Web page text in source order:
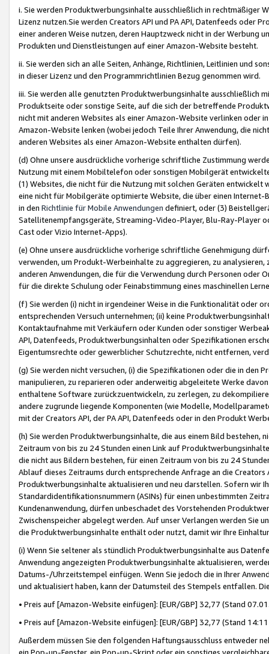
i. Sie werden Produktwerbungsinhalte ausschließlich in rechtmäßiger
Lizenz nutzen.Sie werden Creators API und PA API, Datenfeeds oder
einer anderen Weise nutzen, deren Hauptzweck nicht in der Werbung
Produkten und Dienstleistungen auf einer Amazon-Website besteht.
ii. Sie werden sich an alle Seiten, Anhänge, Richtlinien, Leitlinien und
in dieser Lizenz und den Programmrichtlinien Bezug genommen wird.
iii. Sie werden alle genutzten Produktwerbungsinhalte ausschließlich
Produktseite oder sonstige Seite, auf die sich der betreffende
nicht mit anderen Websites als einer Amazon-Website verlinken oder
Amazon-Website lenken (wobei jedoch Teile Ihrer Anwendung, die
anderen Websites als einer Amazon-Website enthalten dürfen).
(d) Ohne unsere ausdrückliche vorherige schriftliche Zustimmung
Nutzung mit einem Mobiltelefon oder sonstigen Mobilgerät
(1) Websites, die nicht für die Nutzung mit solchen Geräten
eine nicht für Mobilgeräte optimierte Website, die über einen
in den Richtlinie für Mobile Anwendungen definiert, oder (3)
Satellitenempfangsgeräte, Streaming-Video-Player, Blu-Ray-Player
Cast oder Vizio Internet-Apps).
(e) Ohne unsere ausdrückliche vorherige schriftliche Genehmigung
verwenden, um Produkt-Werbeinhalte zu aggregieren, zu
anderen Anwendungen, die für die Verwendung durch Personen
für die direkte Schulung oder Feinabstimmung eines maschinellen
(f) Sie werden (i) nicht in irgendeiner Weise in die Funktionalität oder
entsprechenden Versuch unternehmen; (ii) keine
Kontaktaufnahme mit Verkäufern oder Kunden oder sonstiger
API, Datenfeeds, Produktwerbungsinhalten oder Spezifikationen
Eigentumsrechte oder gewerblicher Schutzrechte, nicht entfernen,
(g) Sie werden nicht versuchen, (i) die Spezifikationen oder die in
manipulieren, zu reparieren oder anderweitig abgeleitete Werke
enthaltene Software zurückzuentwickeln, zu zerlegen, zu
andere zugrunde liegende Komponenten (wie Modelle,
mit der Creators API, der PA API, Datenfeeds oder in den Produkt
(h) Sie werden Produktwerbungsinhalte, die aus einem Bild bestehen,
Zeitraum von bis zu 24 Stunden einen Link auf
die nicht aus Bildern bestehen, für einen Zeitraum von bis zu 24
Ablauf dieses Zeitraums durch entsprechende Anfrage an die
Produktwerbungsinhalte aktualisieren und neu darstellen. Sofern wir
Standardidentifikationsnummern (ASINs) für einen unbestimmten
Kundenanwendung, dürfen unbeschadet des Vorstehenden
Zwischenspeicher abgelegt werden. Auf unser Verlangen werden Sie
die Produktwerbungsinhalte enthält oder nutzt, damit wir Ihre
(i) Wenn Sie seltener als stündlich Produktwerbungsinhalte aus
Anwendung angezeigten Produktwerbungsinhalte aktualisieren,
Datums-/Uhrzeitstempel einfügen. Wenn Sie jedoch die in Ihrer
und aktualisiert haben, kann der Datumsteil des Stempels entfallen.
• Preis auf [Amazon-Website einfügen]: [EUR/GBP] 32,77 (Stand
• Preis auf [Amazon-Website einfügen]: [EUR/GBP] 32,77 (Stand
Außerdem müssen Sie den folgenden Haftungsausschluss entweder
ein Pop-up-Fenster, ein Pop-up-Skript oder ein sonstiges